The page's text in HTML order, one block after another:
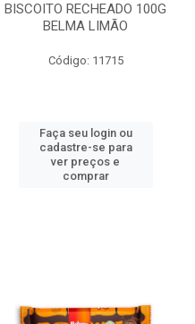
BISCOITO RECHEADO 100G
BELMA LIMÃO
Código: 11715
Faça seu login ou
cadastre-se para
ver preços e
comprar